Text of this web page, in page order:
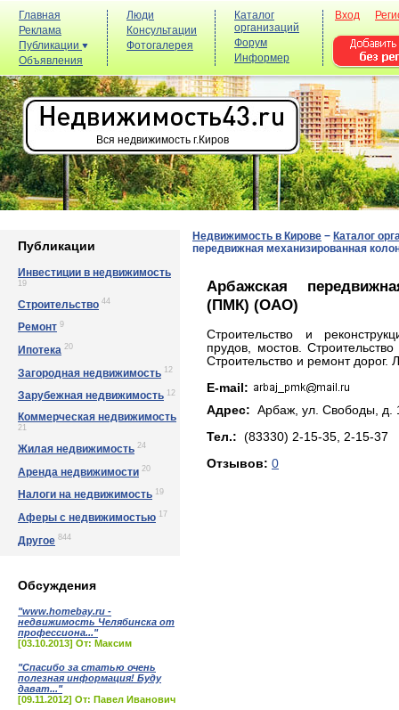
Главная
Реклама
Публикации
Объявления
Люди
Консультации
Фотогалерея
Каталог
организаций
Форум
Информер
Вход
Вся недвижимость г.Киров
Публикации
Инвестиции в недвижимость
19
Строительство 44
Ремонт 9
Ипотека 20
Загородная недвижимость 12
Зарубежная недвижимость 12
Коммерческая недвижимость
21
Жилая недвижимость 24
Аренда недвижимости 20
Налоги на недвижимость 19
Аферы с недвижимостью 17
Другое 844
Обсуждения
"www.homebay.ru -
недвижимость Челябинска от
профессиона..."
[03.10.2013] От: Максим
"Спасибо за статью очень
полезная информация! Буду
дават..."
[09.11.2012] От: Павел Иванович
Недвижимость в Кирове − Каталог
передвижная механизированная
Арбажская
(ПМК) (ОАО)
Строительство и
прудов, мостов.
Строительство и ремонт дорог.
E-mail:
Адрес: Арбаж, yл. Свoбoды, д.
Тел.: (83330) 2-15-35, 2-15-37
Отзывов: 0